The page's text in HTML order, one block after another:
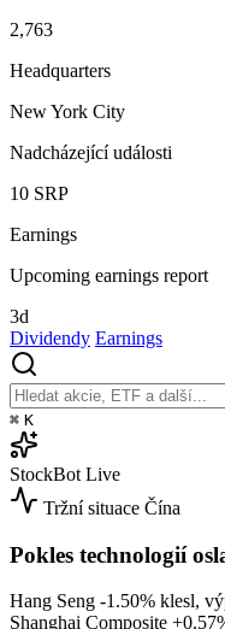
2,763
Headquarters
New York City
Nadcházející události
10 SRP
Earnings
Upcoming earnings report
3d
Dividendy Earnings
⌘ K
StockBot Live
Tržní situace Čína
Pokles technologií
Hang Seng -1.50% klesl,
Shanghai Composite